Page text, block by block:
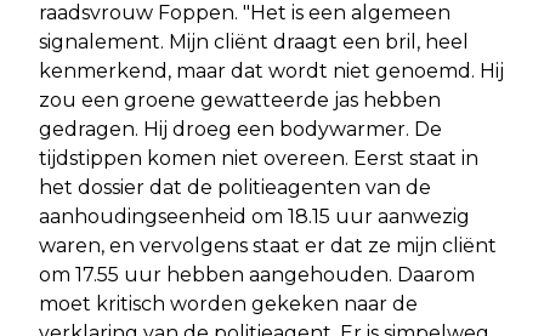
raadsvrouw Foppen. "Het is een algemeen
signalement. Mijn cliënt draagt een bril, heel
kenmerkend, maar dat wordt niet genoemd. Hij
zou een groene gewatteerde jas hebben
gedragen. Hij droeg een bodywarmer. De
tijdstippen komen niet overeen. Eerst staat in
het dossier dat de politieagenten van de
aanhoudingseenheid om 18.15 uur aanwezig
waren, en vervolgens staat er dat ze mijn cliënt
om 17.55 uur hebben aangehouden. Daarom
moet kritisch worden gekeken naar de